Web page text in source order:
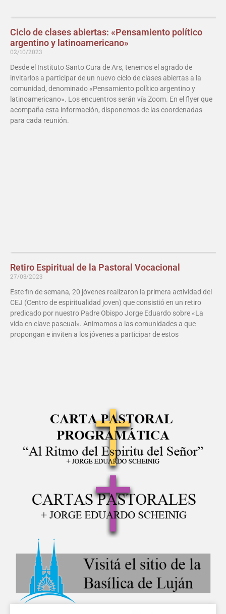
Ciclo de clases abiertas: «Pensamiento político
argentino y latinoamericano»
02/10/2023
Desde el Instituto Santo Cura de Ars, tenemos el agrado de
invitarlos a participar de un nuevo ciclo de clases abiertas a la
comunidad, denominado «Pensamiento político argentino y
latinoamericano». Los encuentros serán vía Zoom. En el flyer que
acompaña esta información, disponemos de las coordenadas
para cada reunión.
Retiro Espiritual de la Pastoral Vocacional
27/03/2023
Este fin de semana, 20 jóvenes realizaron la primera actividad del
CEJ (Centro de espiritualidad joven) que consistió en un retiro
predicado por nuestro Padre Obispo Jorge Eduardo sobre «La
vida en clave pascual». Animamos a las comunidades a que
propongan e inviten a los jóvenes a participar de estos